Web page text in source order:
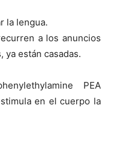
Mundo
la lengua.
a los anuncios
ya están casadas.
PEA
en el cuerpo la